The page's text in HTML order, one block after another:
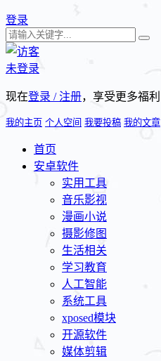
登录
未登录
现在登录 / 注册，享受更多福利
我的主页 个人空间 我要投稿 我的文章
首页
安卓软件
实用工具
音乐影视
漫画小说
摄影修图
生活相关
学习教育
人工智能
系统工具
xposed模块
开源软件
媒体剪辑